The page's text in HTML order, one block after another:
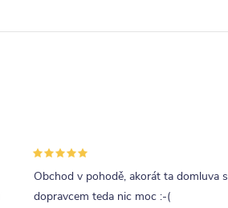
Obchod v pohodě, akorát ta domluva s
dopravcem teda nic moc :-(